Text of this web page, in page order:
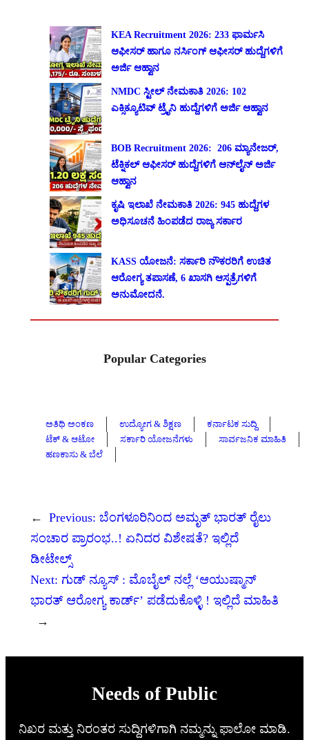
KEA Recruitment 2026: 233 ಫಾರ್ಮಸಿ
ಆಫೀಸರ್ ಹಾಗೂ ನರ್ಸಿಂಗ್ ಆಫೀಸರ್ ಹುದ್ದೆಗಳಿಗೆ
ಅರ್ಜಿ ಆಹ್ವಾನ
NMDC ಸ್ಟೀಲ್ ನೇಮಕಾತಿ 2026: 102
ಎಕ್ಸಿಕ್ಯೂಟಿವ್ ಟ್ರೈನಿ ಹುದ್ದೆಗಳಿಗೆ ಅರ್ಜಿ ಆಹ್ವಾನ
BOB Recruitment 2026: 206 ಮ್ಯಾನೇಜರ್,
ಟೆಕ್ನಿಕಲ್ ಆಫೀಸರ್ ಹುದ್ದೆಗಳಿಗೆ ಆನ್‌ಲೈನ್ ಅರ್ಜಿ
ಆಹ್ವಾನ
ಕೃಷಿ ಇಲಾಖೆ ನೇಮಕಾತಿ 2026: 945 ಹುದ್ದೆಗಳ
ಅಧಿಸೂಚನೆ ಹಿಂಪಡೆದ ರಾಜ್ಯ ಸರ್ಕಾರ
KASS ಯೋಜನೆ: ಸರ್ಕಾರಿ ನೌಕರರಿಗೆ ಉಚಿತ
ಆರೋಗ್ಯ ತಪಾಸಣೆ, 6 ಖಾಸಗಿ ಆಸ್ಪತ್ರೆಗಳಿಗೆ
ಅನುಮೋದನೆ.
Popular Categories
ಅತಿಥಿ ಅಂಕಣ ಉದ್ಯೋಗ & ಶಿಕ್ಷಣ
ಕರ್ನಾಟಕ ಸುದ್ದಿ
ಟೆಕ್ & ಆಟೋ
ಸರ್ಕಾರಿ ಯೋಜನೆಗಳು
ಸಾರ್ವಜನಿಕ ಮಾಹಿತಿ
ಹಣಕಾಸು & ಬೆಲೆ
← Previous: ಬೆಂಗಳೂರಿನಿಂದ ಅಮೃತ್ ಭಾರತ್ ರೈಲು
ಸಂಚಾರ ಪ್ರಾರಂಭ..! ಏನಿದರ ವಿಶೇಷತೆ? ಇಲ್ಲಿದೆ
ಡೀಟೇಲ್ಸ್
Next: ಗುಡ್ ನ್ಯೂಸ್ : ಮೊಬೈಲ್ ನಲ್ಲೆ ʻಆಯುಷ್ಮಾನ್
ಭಾರತ್ ಆರೋಗ್ಯ ಕಾರ್ಡ್ʼ ಪಡೆದುಕೊಳ್ಳಿ ! ಇಲ್ಲಿದೆ ಮಾಹಿತಿ
→
Needs of Public
ನಿಖರ ಮತ್ತು ನಿರಂತರ ಸುದ್ದಿಗಳಿಗಾಗಿ ನಮ್ಮನ್ನು ಫಾಲೋ ಮಾಡಿ.